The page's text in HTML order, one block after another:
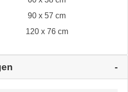
90 x 57 cm
120 x 76 cm